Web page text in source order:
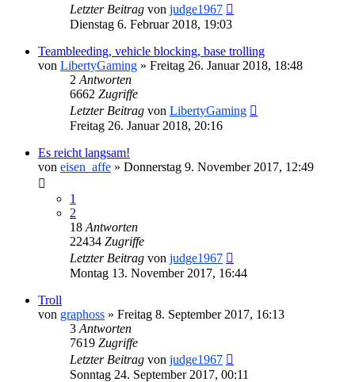
Letzter Beitrag von judge1967
Dienstag 6. Februar 2018, 19:03
Teambleeding, vehicle blocking, base trolling
von LibertyGaming » Freitag 26. Januar 2018, 18:48
2 Antworten
6662 Zugriffe
Letzter Beitrag von LibertyGaming
Freitag 26. Januar 2018, 20:16
Es reicht langsam!
von eisen_affe » Donnerstag 9. November 2017, 12:49
1
2
18 Antworten
22434 Zugriffe
Letzter Beitrag von judge1967
Montag 13. November 2017, 16:44
Troll
von graphoss » Freitag 8. September 2017, 16:13
3 Antworten
7619 Zugriffe
Letzter Beitrag von judge1967
Sonntag 24. September 2017, 00:11